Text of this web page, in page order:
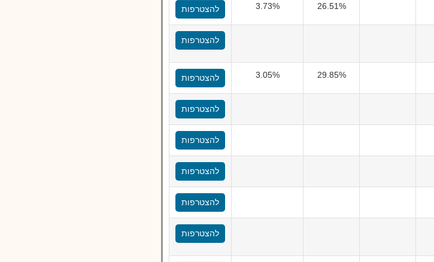
26.51%
3.73% להצטרפות
להצטרפות
29.85%
3.05% להצטרפות
להצטרפות
להצטרפות
להצטרפות
להצטרפות
להצטרפות